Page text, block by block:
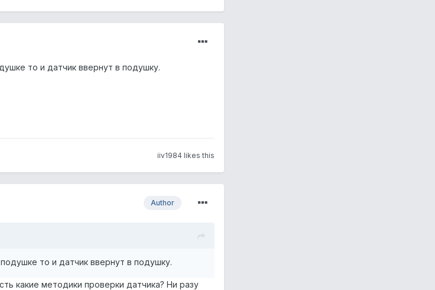
то и датчик ввернут в подушку.
iiv1984 likes this
Author
то и датчик ввернут в подушку.
какие методики проверки датчика? Ни разу